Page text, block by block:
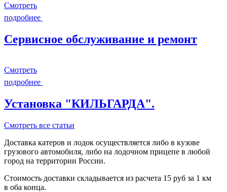
Смотреть
подробнее
Сервисное обслуживание и ремонт
Смотреть
подробнее
Установка "КИЛЬГАРДА".
Смотреть все статьи
Доставка катеров и лодок осуществляется либо в кузове
грузового автомобиля, либо на лодочном прицепе в любой
город на территории России.
Стоимость доставки складывается из расчета 15 руб за 1 км
в оба конца.